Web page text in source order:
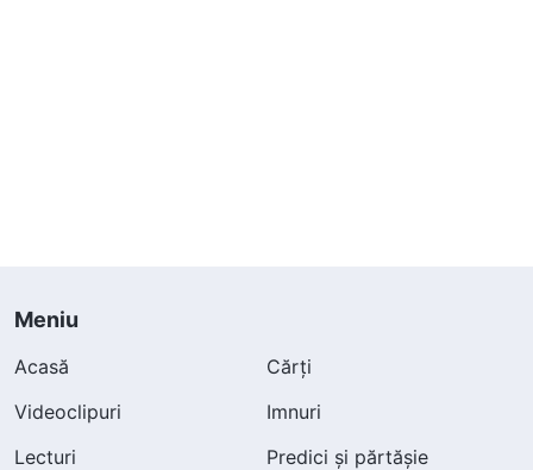
Meniu
Acasă
Cărți
Videoclipuri
Imnuri
Lecturi
Predici și părtășie